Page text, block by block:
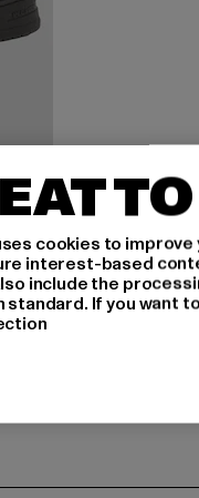
cookies to
interest-based
include the
If you want